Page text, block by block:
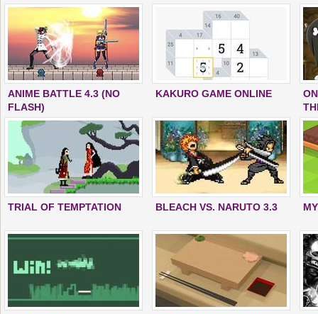
ANIME BATTLE 4.3 (NO
FLASH)
KAKURO GAME ONLINE
TRIAL OF TEMPTATION BLEACH VS. NARUTO 3.3